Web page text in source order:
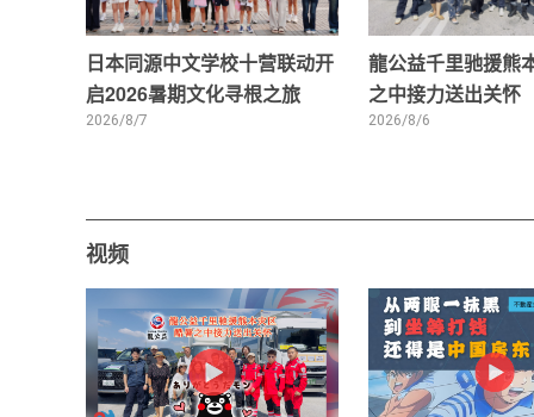
日本同源中文学校十营联动开
启2026暑期文化寻根之旅
2026/8/7
龍公益千里驰援熊
之中接力送出关怀
2026/8/6
视频